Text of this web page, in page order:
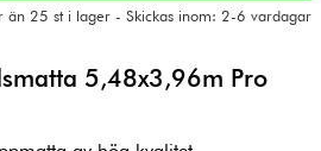
än 25 st i lager - Skickas inom: 2-6 vardagar
5,48x3,96m Pro